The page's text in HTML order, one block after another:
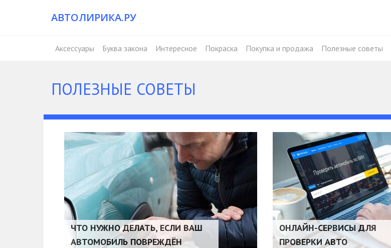
АВТОЛИРИКА.РУ
Аксессуары Буква закона Интересное Покраска Покупка и продажа Полезные советы
ПОЛЕЗНЫЕ СОВЕТЫ
ЧТО НУЖНО ДЕЛАТЬ, ЕСЛИ ВАШ
АВТОМОБИЛЬ ПОВРЕЖДЁН
ОНЛАЙН-СЕРВИСЫ ДЛЯ
ПРОВЕРКИ АВТО